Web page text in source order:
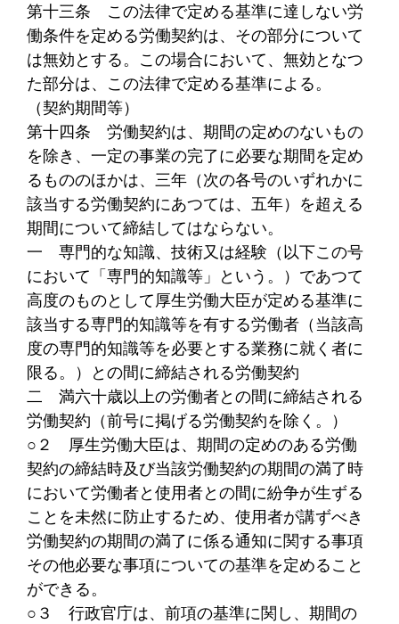
第十三条 この法律で定める基準に達しない労
働条件を定める労働契約は、その部分について
は無効とする。この場合において、無効となつ
た部分は、この法律で定める基準による。
（契約期間等）
第十四条 労働契約は、期間の定めのないもの
を除き、一定の事業の完了に必要な期間を定め
るもののほかは、三年（次の各号のいずれかに
該当する労働契約にあつては、五年）を超える
期間について締結してはならない。
一 専門的な知識、技術又は経験（以下この号
において「専門的知識等」という。）であつて
高度のものとして厚生労働大臣が定める基準に
該当する専門的知識等を有する労働者（当該高
度の専門的知識等を必要とする業務に就く者に
限る。）との間に締結される労働契約
二 満六十歳以上の労働者との間に締結される
労働契約（前号に掲げる労働契約を除く。）
○２ 厚生労働大臣は、期間の定めのある労働
契約の締結時及び当該労働契約の期間の満了時
において労働者と使用者との間に紛争が生ずる
ことを未然に防止するため、使用者が講ずべき
労働契約の期間の満了に係る通知に関する事項
その他必要な事項についての基準を定めること
ができる。
○３ 行政官庁は、前項の基準に関し、期間の